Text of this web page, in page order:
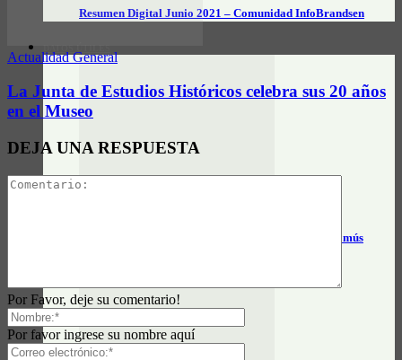
Resumen Digital Junio 2021 – Comunidad InfoBrandsen
Horarios y tarifas del tren Alejandro Korn – Chascomús
Actualidad General
La Junta de Estudios Históricos celebra sus 20 años
en el Museo
DEJA UNA RESPUESTA
Por Favor, deje su comentario!
Por favor ingrese su nombre aquí